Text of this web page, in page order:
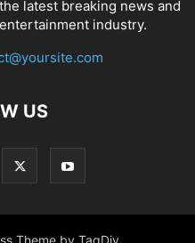
latest breaking news and
industry.
US
Theme by TagDiv